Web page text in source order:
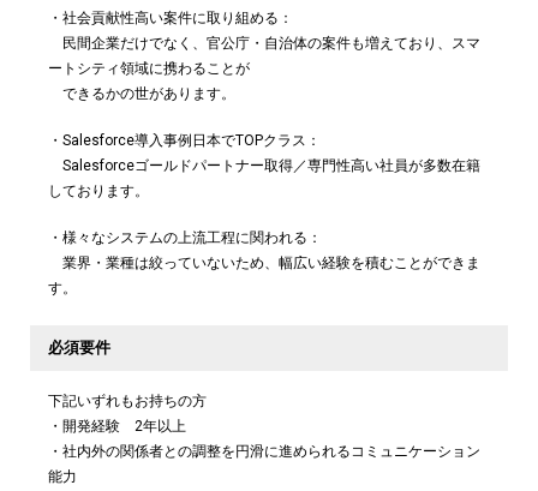
・社会貢献性高い案件に取り組める：
民間企業だけでなく、官公庁・自治体の案件も増えており、スマ
ートシティ領域に携わることが
できるかの世があります。
・Salesforce導入事例日本でTOPクラス：
Salesforceゴールドパートナー取得／専門性高い社員が多数在籍
しております。
・様々なシステムの上流工程に関われる：
業界・業種は絞っていないため、幅広い経験を積むことができま
す。
必須要件
下記いずれもお持ちの方
・開発経験 2年以上
・社内外の関係者との調整を円滑に進められるコミュニケーション
能力